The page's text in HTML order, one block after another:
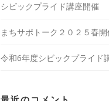
シビックプライド講座開催
まちサポトーク２０２５春開
令和6年度シビックプライド